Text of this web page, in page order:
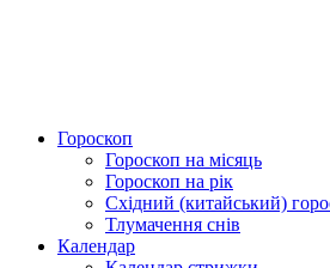
Гороскоп
Гороскоп на місяць
Гороскоп на рік
Східний (китайський)
Тлумачення снів
Календар